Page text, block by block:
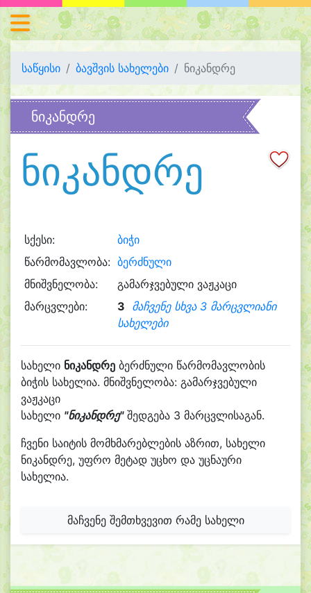
საწყისი ბავშვის სახელები ნიკანდრე
ნიკანდრე
ნიკანდრე
სქესი:
ბიჭი
წარმომავლობა: ბერძნული
მნიშვნელობა:
გამარჯვებული ვაჟკაცი
მარცვლები:
3 მაჩვენე სხვა 3 მარცვლიანი
სახელები
სახელი ნიკანდრე ბერძნული წარმომავლობის
ბიჭის სახელია. მნიშვნელობა: გამარჯვებული
ვაჟკაცი
სახელი "ნიკანდრე"შედგება 3 მარცვლისაგან.
ჩვენი საიტის მომხმარებლების აზრით, სახელი
ნიკანდრე, უფრო მეტად უცხო და უცნაური
სახელია.
მაჩვენე შემთხვევით რამე სახელი